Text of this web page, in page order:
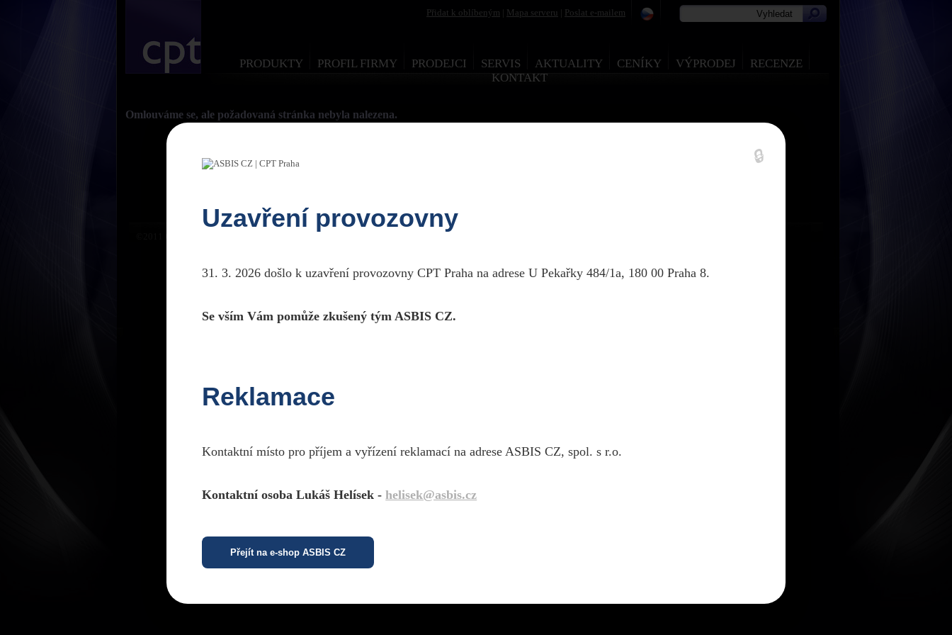
PRODUKTY PROFIL FIRMY PRODEJCI SERVIS AKTUALITY CENÍKY VÝPRODEJ
RECENZE
KONTAKT
Přidat k oblíbeným Mapa serveru Poslat e-mailem
🔒
Uzavření provozovny
31. 3. 2026 došlo k uzavření provozovny CPT Praha na adrese U Pekařky 484/1a, 180 00 Praha 8.
Se vším Vám pomůže zkušený tým ASBIS CZ.
Reklamace
Kontaktní místo pro příjem a vyřízení reklamací na adrese ASBIS CZ, spol. s r.o.
Kontaktní osoba Lukáš Helísek -helisek@asbis.cz
Přejít na e-shop ASBIS CZ
Omlouváme se, ale požadovaná stránka nebyla nalezena.